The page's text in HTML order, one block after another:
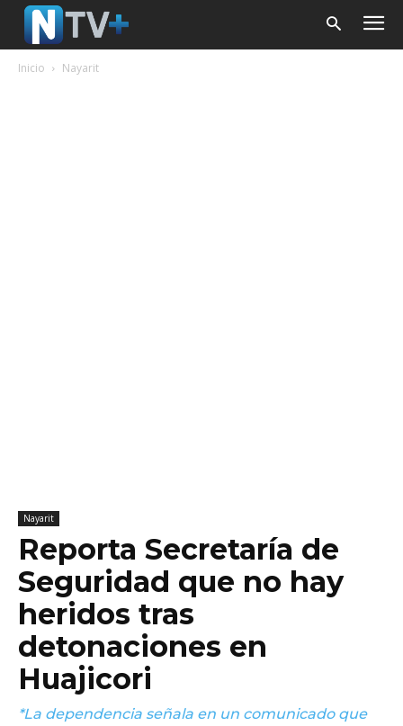
Inicio Nayarit
Nayarit
Reporta Secretaría de
Seguridad que no hay
heridos tras
detonaciones en
Huajicori
*La dependencia señala en un comunicado que